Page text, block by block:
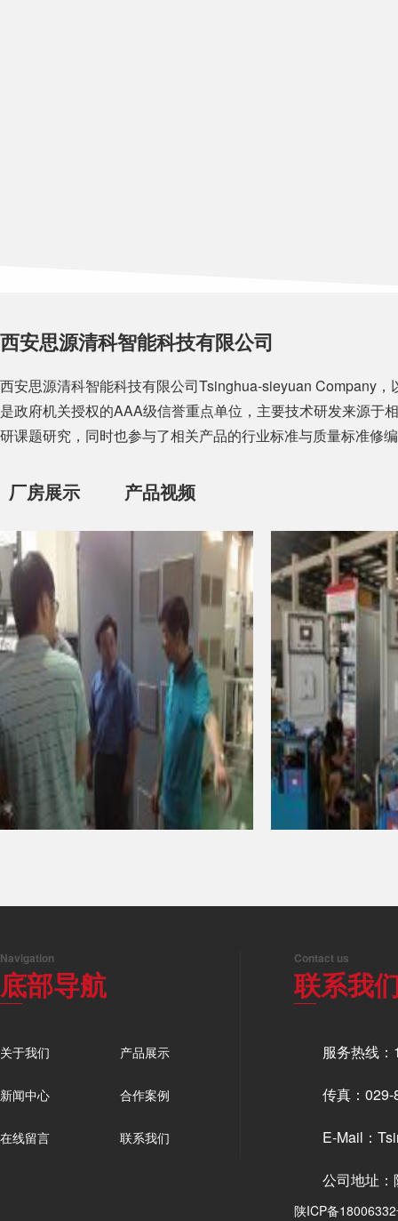
西安思源清科智能科技有限公司
西安思源清科智能科技有限公司Tsinghua-sieyuan Company
是政府机关授权的AAA级信誉重点单位，主要技术研发来源于
研课题研究，同时也参与了相关产品的行业标准与质量标准修
厂房展示 产品视频
Navigation
底部导航
关于我们 产品展示
新闻中心 合作案例
在线留言 联系我们
Contact us
联系我
服务热线
传真：
E-Mail：
公司地址
陕ICP备